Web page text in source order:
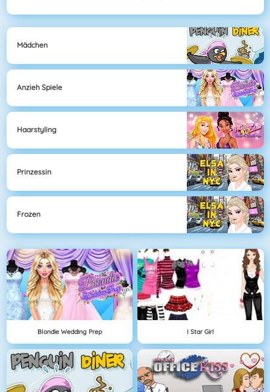
Mädchen
Anzieh Spiele
Haarstyling
Prinzessin
Frozen
Blondie Wedding Prep I Star Girl